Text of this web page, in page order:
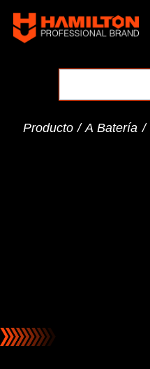
contenido
Producto /A Batería /